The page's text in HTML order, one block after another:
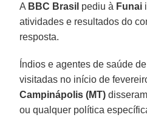
A BBC Brasil pediu à Funai
atividades e resultados do
resposta.
Índios e agentes de saúde
visitadas no início de
Campinápolis (MT)
ou qualquer política